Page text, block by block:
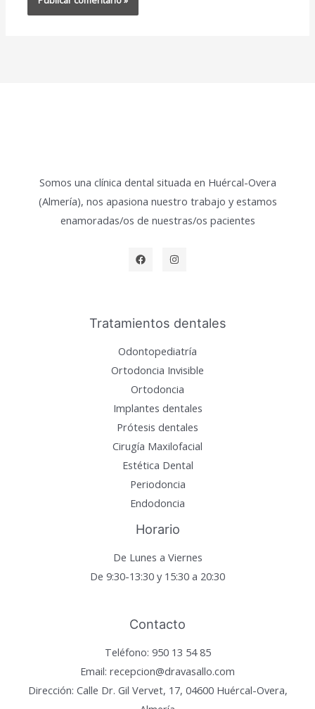
Somos una clínica dental situada en Huércal-Overa
(Almería), nos apasiona nuestro trabajo y estamos
enamoradas/os de nuestras/os pacientes
Tratamientos dentales
Odontopediatría
Ortodoncia Invisible
Ortodoncia
Implantes dentales
Prótesis dentales
Cirugía Maxilofacial
Estética Dental
Periodoncia
Endodoncia
Horario
De Lunes a Viernes
De 9:30-13:30 y 15:30 a 20:30
Contacto
Teléfono: 950 13 54 85
Email: recepcion@dravasallo.com
Dirección: Calle Dr. Gil Vervet, 17, 04600 Huércal-Overa,